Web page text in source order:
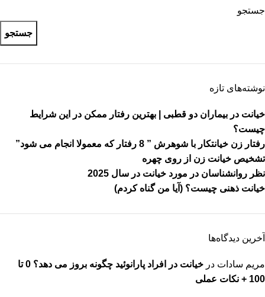
جستجو
جستجو
نوشته‌های تازه
خیانت در بیماران دو قطبی | بهترین رفتار ممکن در این شرایط
چیست؟
رفتار زن خیانتکار با شوهرش ” 8 رفتار که معمولا انجام می شود”
تشخیص خیانت زن از روی چهره
نظر روانشناسان در مورد خیانت در سال 2025
خیانت ذهنی چیست؟ (آیا من گناه کردم)
آخرین دیدگاه‌ها
مریم سادات در
خیانت در افراد پارانوئید چگونه بروز می دهد؟ 0 تا
100 + نکات عملی